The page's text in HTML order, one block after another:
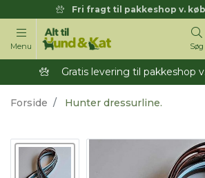
Fri fragt til pakkeshop v.
Menu Søg
Gratis levering til pakkeshop
Forside Hunter dressurline.